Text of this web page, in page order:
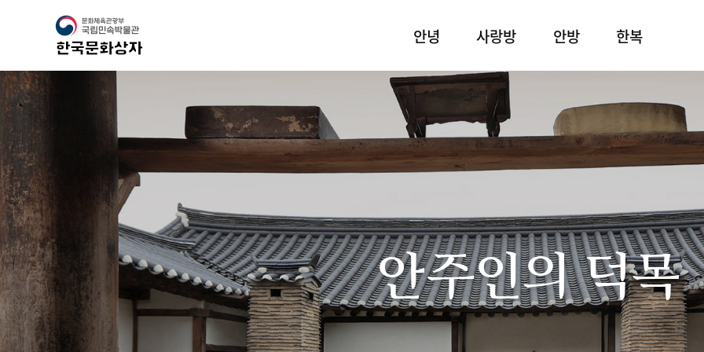
안녕 사랑방 안방 한복
안주인의 덕목